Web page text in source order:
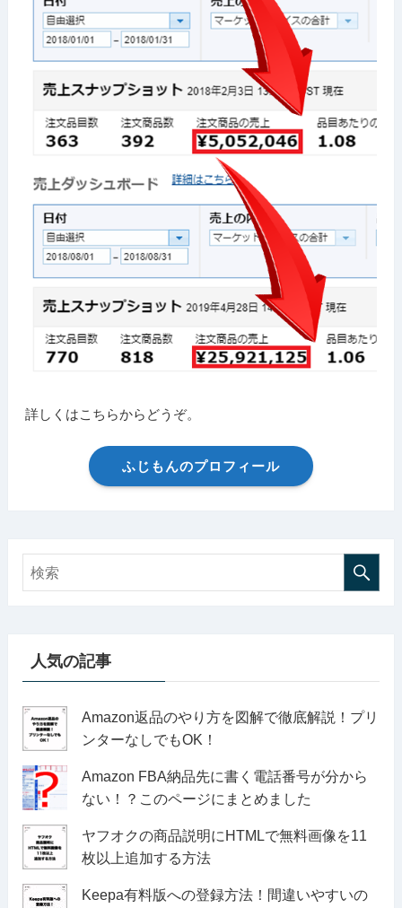
詳しくはこちらからどうぞ。
ふじもんのプロフィール
人気の記事
Amazon返品のやり方を図解で徹底解説！プリ
ンターなしでもOK！
Amazon FBA納品先に書く電話番号が分から
ない！？このページにまとめました
ヤフオクの商品説明にHTMLで無料画像を11
枚以上追加する方法
Keepa有料版への登録方法！間違いやすいの